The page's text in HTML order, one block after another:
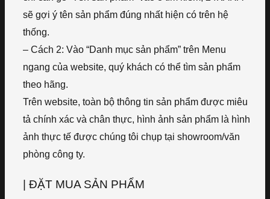
sẽ gợi ý tên sản phẩm đúng nhất hiện có trên hệ
thống.
– Cách 2: Vào “Danh mục sản phẩm” trên Menu
ngang của website, quý khách có thể tìm sản phẩm
theo hãng.
Trên website, toàn bộ thông tin sản phẩm được miêu
tả chính xác và chân thực, hình ảnh sản phẩm là hình
ảnh thực tế được chúng tôi chụp tại showroom/văn
phòng công ty.
| ĐẶT MUA SẢN PHẨM